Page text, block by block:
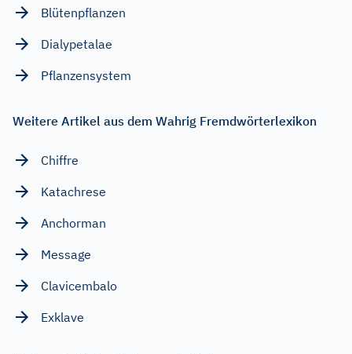
Blütenpflanzen
Dialypetalae
Pflanzensystem
Weitere Artikel aus dem Wahrig Fremdwörterlexikon
Chiffre
Katachrese
Anchorman
Message
Clavicembalo
Exklave